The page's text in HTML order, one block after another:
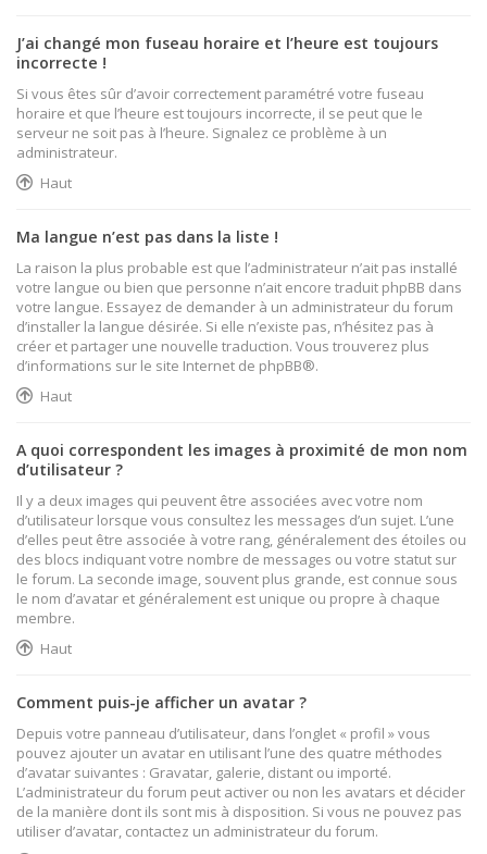
J’ai changé mon fuseau horaire et l’heure est toujours
incorrecte !
Si vous êtes sûr d’avoir correctement paramétré votre fuseau
horaire et que l’heure est toujours incorrecte, il se peut que le
serveur ne soit pas à l’heure. Signalez ce problème à un
administrateur.
Haut
Ma langue n’est pas dans la liste !
La raison la plus probable est que l’administrateur n’ait pas installé
votre langue ou bien que personne n’ait encore traduit phpBB dans
votre langue. Essayez de demander à un administrateur du forum
d’installer la langue désirée. Si elle n’existe pas, n’hésitez pas à
créer et partager une nouvelle traduction. Vous trouverez plus
d’informations sur le site Internet de phpBB®.
Haut
A quoi correspondent les images à proximité de mon nom
d’utilisateur ?
Il y a deux images qui peuvent être associées avec votre nom
d’utilisateur lorsque vous consultez les messages d’un sujet. L’une
d’elles peut être associée à votre rang, généralement des étoiles ou
des blocs indiquant votre nombre de messages ou votre statut sur
le forum. La seconde image, souvent plus grande, est connue sous
le nom d’avatar et généralement est unique ou propre à chaque
membre.
Haut
Comment puis-je afficher un avatar ?
Depuis votre panneau d’utilisateur, dans l’onglet « profil » vous
pouvez ajouter un avatar en utilisant l’une des quatre méthodes
d’avatar suivantes : Gravatar, galerie, distant ou importé.
L’administrateur du forum peut activer ou non les avatars et décider
de la manière dont ils sont mis à disposition. Si vous ne pouvez pas
utiliser d’avatar, contactez un administrateur du forum.